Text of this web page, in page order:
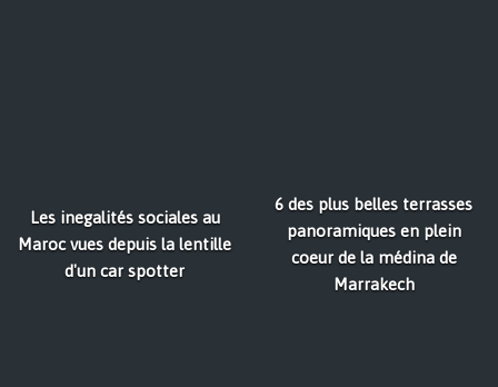
Les inegalités sociales au
Maroc vues depuis la lentille
d'un car spotter
6 des plus belles terrasses
panoramiques en plein
coeur de la médina de
Marrakech